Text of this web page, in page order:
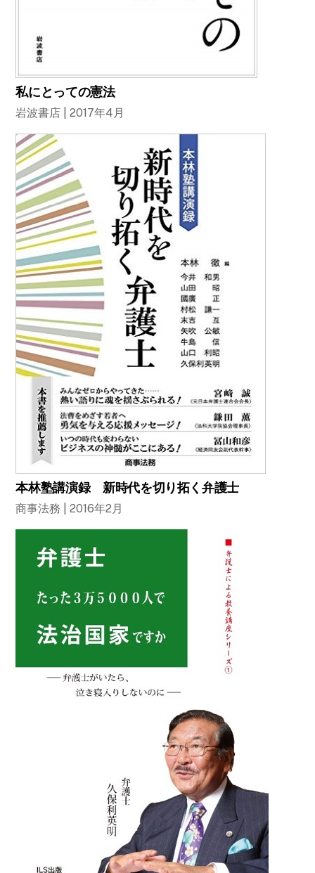
私にとっての憲法
岩波書店 | 2017年4月
本林塾講演録 新時代を切り拓く弁護士
商事法務 | 2016年2月